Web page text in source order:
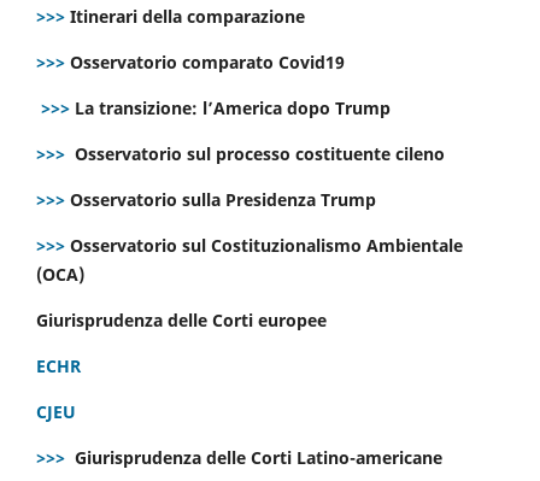
>>> Itinerari della comparazione
>>> Osservatorio comparato Covid19
>>> La transizione: l’America dopo Trump
>>> Osservatorio sul processo costituente cileno
>>> Osservatorio sulla Presidenza Trump
>>> Osservatorio sul Costituzionalismo Ambientale
(OCA)
Giurisprudenza delle Corti europee
ECHR
CJEU
>>> Giurisprudenza delle Corti Latino-americane